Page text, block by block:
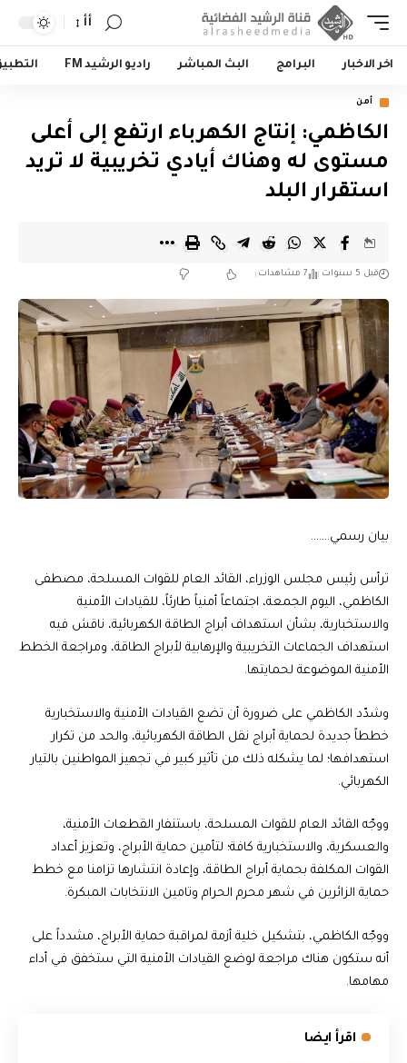
أأ
اخر الاخبار البرامج البث المباشر راديو الرشيد FM
أمن
الكاظمي: إنتاج الكهرباء ارتفع إلى أعلى
مستوى له وهناك أيادي تخريبية لا تريد
استقرار البلد
قبل 5 سنوات 7 مشاهدات
بيان رسمي…….
ترأس رئيس مجلس الوزراء، القائد العام للقوات المسلحة، مصطفى
الكاظمي، اليوم الجمعة، اجتماعاً أمنياً طارئاً، للقيادات الأمنية
والاستخبارية، بشأن استهداف أبراج الطاقة الكهربائية، ناقش فيه
استهداف الجماعات التخريبية والإرهابية لأبراج الطاقة، ومراجعة الخطط
الأمنية الموضوعة لحمايتها.
وشدّد الكاظمي على ضرورة أن تضع القيادات الأمنية والاستخبارية
خططاً جديدة لحماية أبراج نقل الطاقة الكهربائية، والحد من تكرار
استهدافها؛ لما يشكله ذلك من تأثير كبير في تجهيز المواطنين بالتيار
الكهربائي.
ووجّه القائد العام للقوات المسلحة، باستنفار القطعات الأمنية،
والعسكرية، والاستخبارية كافة؛ لتأمين حماية الأبراج، وتعزيز أعداد
القوات المكلفة بحماية أبراج الطاقة، وإعادة انتشارها تزامنا مع خطط
حماية الزائرين في شهر محرم الحرام وتامين الانتخابات المبكرة.
ووجّه الكاظمي، بتشكيل خلية أزمة لمراقبة حماية الأبراج، مشدداً على
أنه ستكون هناك مراجعة لوضع القيادات الأمنية التي ستخفق في أداء
مهامها.
اقرأ ايضا